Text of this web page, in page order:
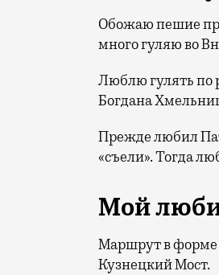
Обожаю пешие
много гуляю во
Люблю гулять по
Богдана
Прежде любил
«съели». Тогда
Мой
Маршрут в
Кузнецкий Мост.